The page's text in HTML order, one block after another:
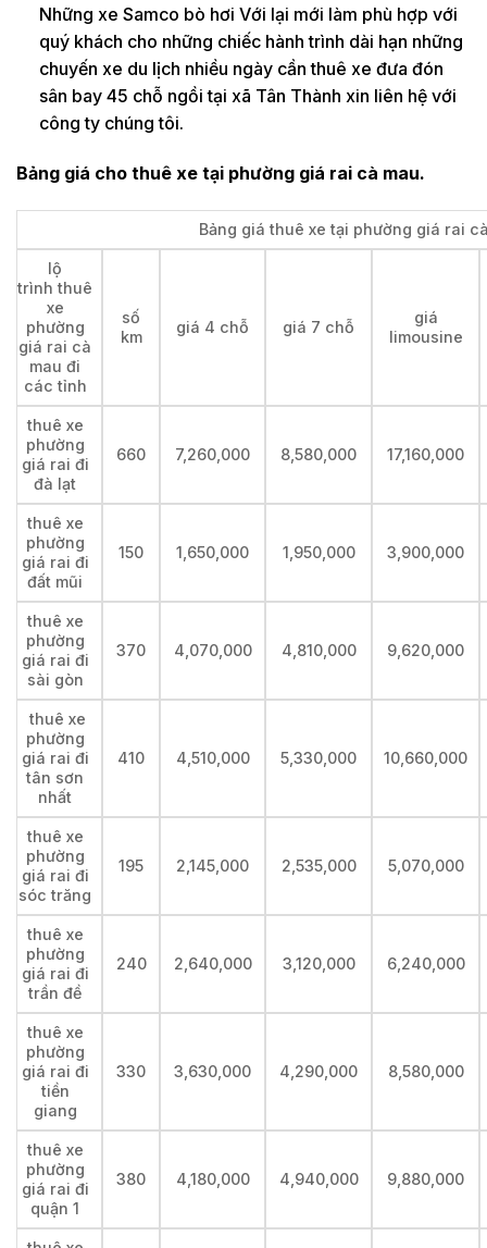
Những xe Samco bò hơi Với lại mới làm phù hợp với
quý khách cho những chiếc hành trình dài hạn những
chuyến xe du lịch nhiều ngày cần thuê xe đưa đón
sân bay 45 chỗ ngồi tại xã Tân Thành xin liên hệ với
công ty chúng tôi.
Bảng giá cho thuê xe tại phường giá rai cà mau.
Bảng giá thuê xe tại phường giá rai
lộ
trình thuê
xe
phường
giá rai cà
mau đi
các tỉnh
số
km
giá 4 chỗ giá 7 chỗ
giá
limousine
thuê xe
phường
giá rai đi
đà lạt
660 7,260,000 8,580,000 17,160,000
thuê xe
phường
giá rai đi
đất mũi
150 1,650,000 1,950,000 3,900,000
thuê xe
phường
giá rai đi
sài gòn
370 4,070,000 4,810,000 9,620,000
thuê xe
phường
giá rai đi
tân sơn
nhất
410 4,510,000 5,330,000 10,660,000
thuê xe
phường
giá rai đi
sóc trăng
195 2,145,000 2,535,000 5,070,000
thuê xe
phường
giá rai đi
trần đề
240 2,640,000 3,120,000 6,240,000
thuê xe
phường
giá rai đi
tiền
giang
330 3,630,000 4,290,000 8,580,000
thuê xe
phường
giá rai đi
quận 1
380 4,180,000 4,940,000 9,880,000